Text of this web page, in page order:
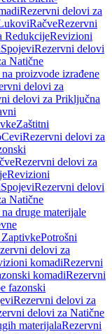
Rezervni delovi za
RačveRezervni
RedukcijeRevizioni
SpojeviRezervni delovi
Natične
proizvode izrađene
delovi za
delovi za Priključna
Zaštitni
CeviRezervni delovi za
Rezervni delovi za
Revizioni
SpojeviRezervni delovi
Natične
druge materijale
Potrošni
delovi za
komadiRezervni
komadiRezervni
fazonski
Rezervni delovi za
delovi za Natične
materijalaRezervni